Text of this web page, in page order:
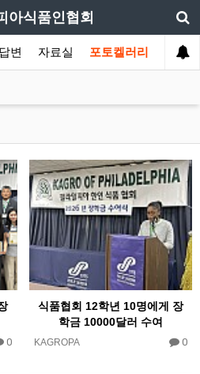
아식품인협회
변 자료실 포토켈러리
0
식품협회 12학년 10명에게 장
학금 10000달러 수여
KAGROPA 0